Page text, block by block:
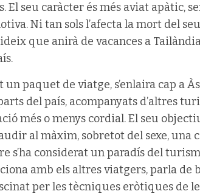
El seu caràcter és més aviat apàtic,
Ni tan sols l’afecta la mort del
que anirà de vacances a
paquet de viatge, s’enlaira cap a
del país, acompanyats d’altres
més o menys cordial. El seu
al màxim, sobretot del sexe, una
s’ha considerat un paradís del
amb els altres viatgers, parla de
per les tècniques eròtiques de